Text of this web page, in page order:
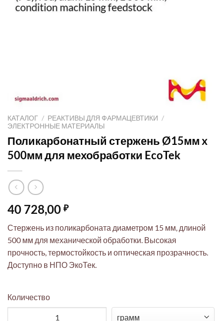
КАТАЛОГ / РЕАКТИВЫ ДЛЯ ФАРМАЦЕВТИКИ /
ЭЛЕКТРОННЫЕ МАТЕРИАЛЫ
Поликарбонатный стержень Ø15мм x
500мм для мехобработки EcoTek
40 728,00 ₽
Стержень из поликарбоната диаметром 15 мм, длиной
500 мм для механической обработки. Высокая
прочность, термостойкость и оптическая прозрачность.
Доступно в НПО ЭкоТек.
Количество